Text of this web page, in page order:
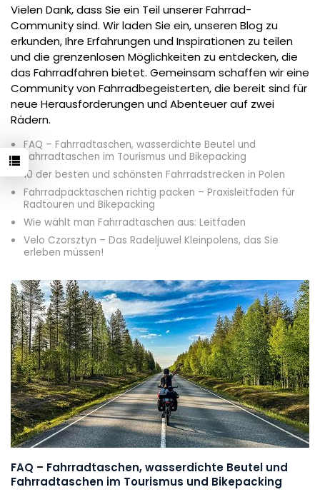
Vielen Dank, dass Sie ein Teil unserer Fahrrad-
Community sind. Wir laden Sie ein, unseren Blog zu
erkunden, Ihre Erfahrungen und Inspirationen zu teilen
und die grenzenlosen Möglichkeiten zu entdecken, die
das Fahrradfahren bietet. Gemeinsam schaffen wir eine
Community von Fahrradbegeisterten, die bereit sind für
neue Herausforderungen und Abenteuer auf zwei
Rädern.
FAQ – Fahrradtaschen, wasserdichte Beutel und
Fahrradtaschen im Tourismus und Bikepacking
10 der besten und schönsten Fahrradstrecken in Polen
Fahrradpacktaschen richtig packen – Praxisleitfaden für
Radtouren und Bikepacking
Wie wählt man Fahrradtaschen aus: Leitfaden
Velo Czorsztyn – Das Radeljuwel Kleinpolens, das Sie
erleben müssen!
FAQ – Fahrradtaschen, wasserdichte Beutel und
Fahrradtaschen im Tourismus und Bikepacking